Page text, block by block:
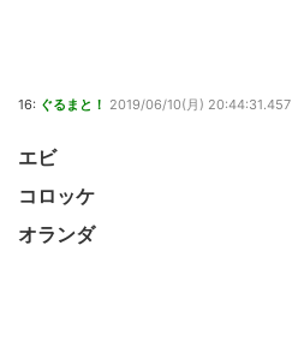
16: ぐるまと！ 2019/06/10(月) 20:44:31.457
エビ
コロッケ
オランダ